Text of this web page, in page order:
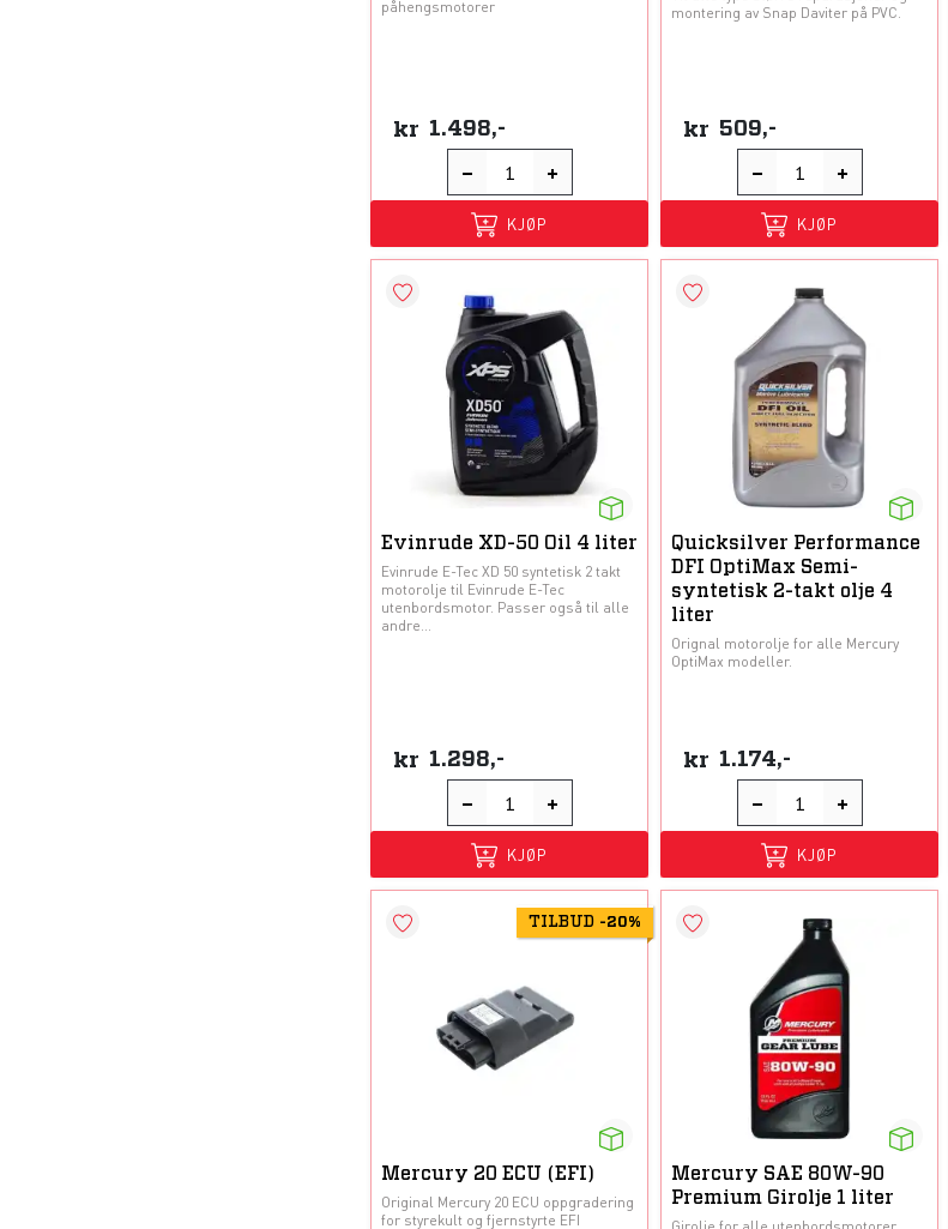
påhengsmotorer
kr 1.498,-
KJØP
montering av Snap Daviter på PVC.
kr 509,-
KJØP
Evinrude XD-50 Oil 4 liter
Evinrude E-Tec XD 50 syntetisk 2 takt
motorolje til Evinrude E-Tec
utenbordsmotor. Passer også til alle
andre...
kr 1.298,-
KJØP
Quicksilver Performance
DFI OptiMax Semi-
syntetisk 2-takt olje 4
liter
Orignal motorolje for alle Mercury
OptiMax modeller.
kr 1.174,-
KJØP
TILBUD -20%
Mercury 20 ECU (EFI)
Original Mercury 20 ECU oppgradering
for styrekult og fjernstyrte EFI
Mercury SAE 80W-90
Premium Girolje 1 liter